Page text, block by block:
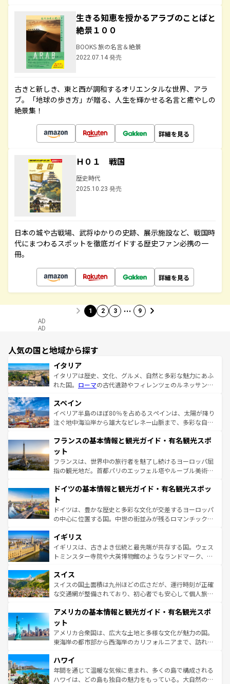
生きる知恵を授かるアラブのことばと
絶景１００
BOOKS 旅の名言＆絶景
2022.07.14 発売
古きと新しき、東と西が調和するオリエンタルな世界、アラ
ブ。「地球の歩き方」が贈る、人生を輝かせる名言と癒やしの
絶景集！
詳細を見る
Ｈ０１ 戦国
歴史時代
2025.10.23 発売
日本の城や古戦場、武将ゆかりの史跡、展示施設など、戦国時
代にまつわるスポットを徹底ガイドする歴史ファン必携の一
冊。
詳細を見る
1 2 3 … 9
AD
AD
人気の国と地域から探す
イタリア
イタリアは歴史、文化、グルメ、自然と多彩な魅力にあふ
れた国。 ローマの古代遺跡やフィレンツェのルネッサンス
ろん、トスカーナの美しい田園風景やアマルフィ海岸の絶
景など、自然景観も見逃せない。観光の合間には、本場の
ピザやパスタなど、絶品のイタリア料理を堪能することも
ませてくれるイタリアで、忘れられない旅をしてみよう！
なお、新着のイタリア情報は
しい。
スペイン
イベリア半島のほぼ80％を占めるスペインは、太陽が降り
注ぐ地中海沿岸から雄大なピレネー山脈まで、多彩な自然
文化が根付くこの国では、情熱的なフラメンコ、熱気あふ
れる闘牛、そして美味しいタパスが生活の一部となってい
る。首都マドリードの洗練された雰囲気や、バルセロナの
アートに溢れた街角から、地方では古代ローマ遺跡や中世
せる。地方によって風土や気候が異なるスペインはその個
ンテンツ一覧 を参照してほしい。
フランスの基本情報と観光ガイド・有名観光スポ
ット
フランスは、世界中の旅行者を魅了し続けるヨーロッパ屈
指の観光地だ。首都パリのエッフェル塔やルーブル美術館
で、幅広い魅力が詰まっている。華麗な宮殿、歴史的な大
聖堂、美しいビーチ、そして豊かな自然が、訪れる者を心
から魅了する。また、フランスは美食の国としても知ら
れ、フランス料理はユネスコ無形文化遺産にも登録されて
香り高いラベンダー畑など、多彩な楽しみ方が可能だ。さ
らに、パリ以外の地域にも魅力が溢れており、どの街角に
も豊かな歴史と文化が息づいている。パリ以外の個性あふ
を参照してほしい。
ドイツの基本情報と観光ガイド・有名観光スポッ
ト
ドイツは、豊かな歴史と多彩な文化が交差するヨーロッパ
の中心に位置する国。中世の街並みが残るロマンチック街
顔を持つこの国は、どこを歩いても飽きることがない。ベ
ルリンの文化的活気、バイエルン州のアルプスの絶景、そ
してライン川沿いのワイン畑といった風景は必見。ビール
は、お酒好きな人にはぜひ体験してほしい。 なお、新着の
ドイツ情報はコンテンツ一覧を参照してほしい。
イギリス
イギリスは、古きよき伝統と最先端が共存する国。ウェス
トミンスター寺院や大英博物館のようなランドマーク、歴
リアごとに異なる魅力がある。また、優雅なアフタヌーン
ティー、ビール好きにはたまらない英国パブ、サッカー観
戦など、本場だからこそできる体験も豊富。イギリスを旅
ンツ一覧を参照してほしい。
スイス
スイスの国土面積は九州ほどの広さだが、運行時刻が正確
な交通網が整備されており、初心者でも安心して個人旅行
の建物がそのまま残る町や、スイスならではのユニークな
博物館もあり、アルプス観光だけでなく町歩きも満喫する
ことができる。国民の所得が高いため物価も高いが、旅行
者向けの交通パス提供のサービスもあり、うまく活用すれ
着のスイス情報は
アメリカの基本情報と観光ガイド・有名観光スポ
ット
アメリカ合衆国は、広大な土地と多様な文化が魅力の国。
東海岸の都市部から西海岸のカリフォルニアまで、訪れる
のような巨大都市は、観光、ショッピング、エンターテイ
ンメントが詰まった刺激的なスポットだ。一方、アメリカ
西部には大自然が広がり、グランドキャニオンやイエロー
ハワイ
年間を通じて温暖な気候に恵まれ、多くの島で構成される
ハワイは、どの島も独自の魅力をもっている。大自然の神